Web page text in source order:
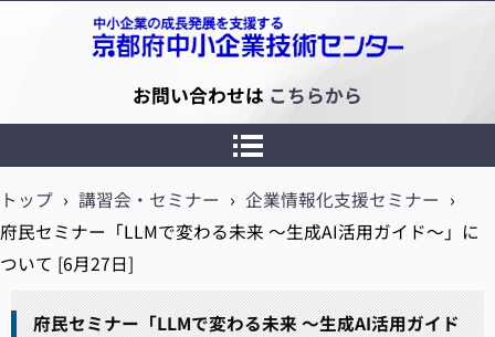
京都府中小企業技術センター
お問い合わせは こちらから
トップ › 講習会・セミナー › 企業情報化支援セミナー ›
府民セミナー「LLMで変わる未来 ～生成AI活用ガイド～」に
ついて [6月27日]
府民セミナー「LLMで変わる未来 ～生成AI活用ガイド